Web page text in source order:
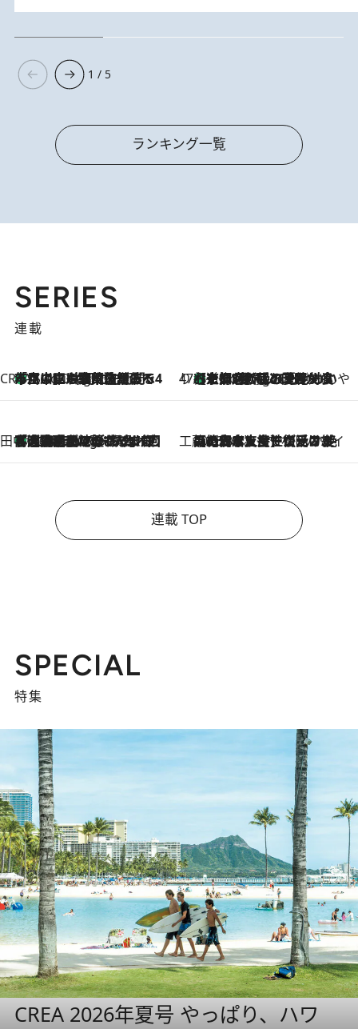
1 / 5
ランキング一覧
SERIES
連載
CREA'S CHOICE
1 Hour Ago
「立川にも歌舞伎があるんだよ」 片岡仁左衛門・市川中車ら豪華座組みで4年目の立川立飛歌舞伎へ 47都道府県の手みやげ ひんやりスイーツで夏を満喫
1 Hour Ago
【京都府】この夏絶対食べたい 冷やしておいしいおやつ3選 ひと口目から心を掴む新緑のテリーヌ
田中稲の勝手に再ブーム
6 Hours Ago
「湘南乃風に憧れて」観客大盛上がりの“タオル回し”に、ラッパー顔負けの高速歌唱まで…さだまさし（74）のアグレッシブすぎる現在地 工藤まやのおもてなしハワイ
2026.8.6
【ハワイ土産】ローカルの絶大な支持で復活！ 絶品の幻クッキー《元ファンの日本人女性が受け継いだ名店》
連載 TOP
SPECIAL
特集
CREA 2026年夏号 やっぱり、ハワ